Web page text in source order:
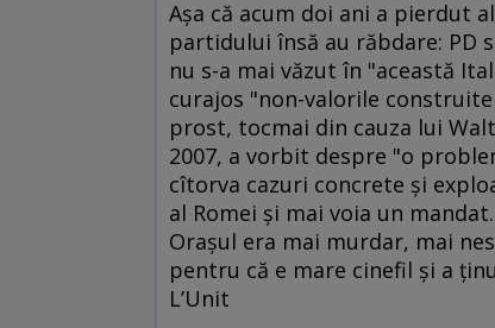
Aşa că acum doi ani a pierdut
partidului însă au răbdare: PD
nu s-a mai văzut în "această
curajos "non-valorile
prost, tocmai din cauza lui
2007, a vorbit despre "o
cîtorva cazuri concrete şi
al Romei şi mai voia un
Oraşul era mai murdar, mai
pentru că e mare cinefil şi a
L’Unit